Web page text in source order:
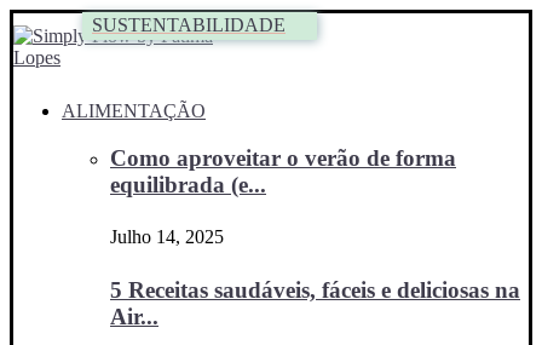
ALIMENTAÇÃO
Como aproveitar o verão de forma
equilibrada (e...
Julho 14, 2025
5 Receitas saudáveis, fáceis e deliciosas na
Air...
SUSTENTABILIDADE